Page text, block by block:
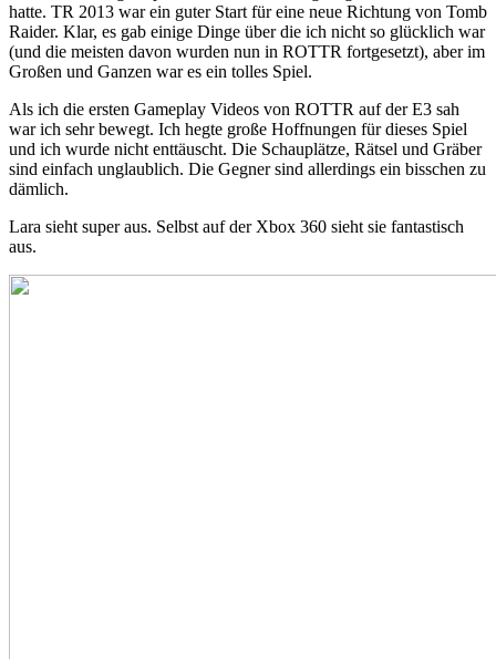
hatte. TR 2013 war ein guter Start für eine neue Richtung von Tomb
Raider. Klar, es gab einige Dinge über die ich nicht so glücklich war
(und die meisten davon wurden nun in ROTTR fortgesetzt), aber im
Großen und Ganzen war es ein tolles Spiel.
Als ich die ersten Gameplay Videos von ROTTR auf der E3 sah
war ich sehr bewegt. Ich hegte große Hoffnungen für dieses Spiel
und ich wurde nicht enttäuscht. Die Schauplätze, Rätsel und Gräber
sind einfach unglaublich. Die Gegner sind allerdings ein bisschen zu
dämlich.
Lara sieht super aus. Selbst auf der Xbox 360 sieht sie fantastisch
aus.